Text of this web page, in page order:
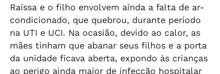
Raíssa e o filho envolvem ainda a falta de ar-
condicionado, que quebrou, durante período
na UTI e UCI. Na ocasião, devido ao calor, as
mães tinham que abanar seus filhos e a porta
da unidade ficava aberta, expondo às crianças
ao perigo ainda maior de infecção hospitalar